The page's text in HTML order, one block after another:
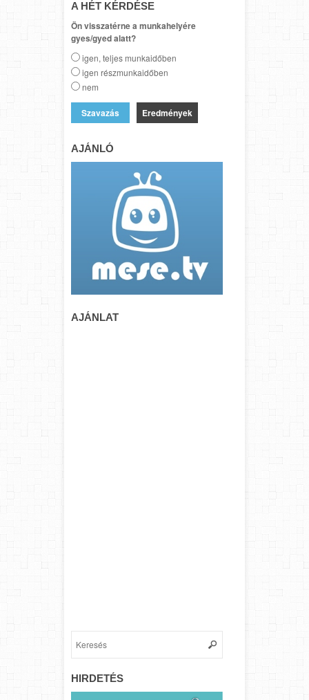
A HÉT KÉRDÉSE
Ön visszatérne a munkahelyére
gyes/gyed alatt?
igen, teljes munkaidőben
igen részmunkaidőben
nem
Eredmények
AJÁNLÓ
AJÁNLAT
HIRDETÉS